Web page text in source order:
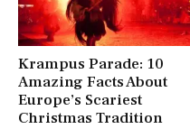
Krampus Parade: 10
Amazing Facts About
Europe’s Scariest
Christmas Tradition